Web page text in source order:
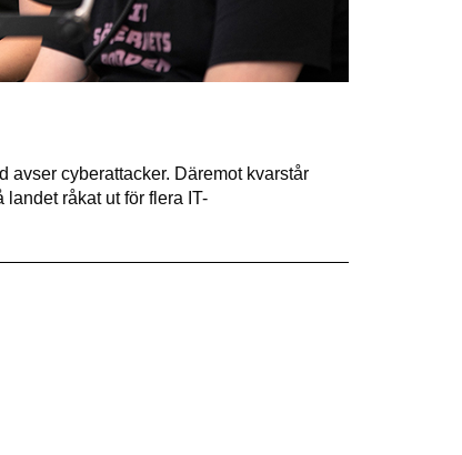
avser cyberattacker. Däremot kvarstår
landet råkat ut för flera IT-